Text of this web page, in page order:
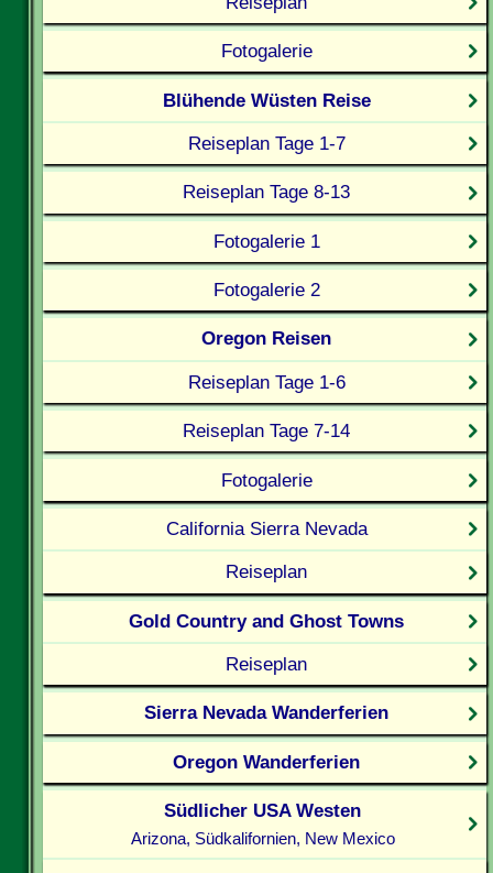
Fotogalerie
Blühende Wüsten Reise
Reiseplan Tage 1-7
Reiseplan Tage 8-13
Fotogalerie 1
Fotogalerie 2
Oregon Reisen
Reiseplan Tage 1-6
Reiseplan Tage 7-14
Fotogalerie
California Sierra Nevada
Reiseplan
Gold Country and Ghost Towns
Reiseplan
Sierra Nevada Wanderferien
Oregon Wanderferien
Südlicher USA Westen
Arizona, Südkalifornien, New Mexico